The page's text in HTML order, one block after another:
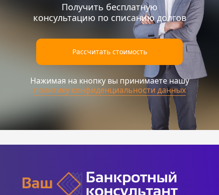
Получить бесплатную
консультацию по списанию долгов
Нажимая на кнопку вы принимаете нашу
политику конфиденциальности данных
Рассчитать стоимость